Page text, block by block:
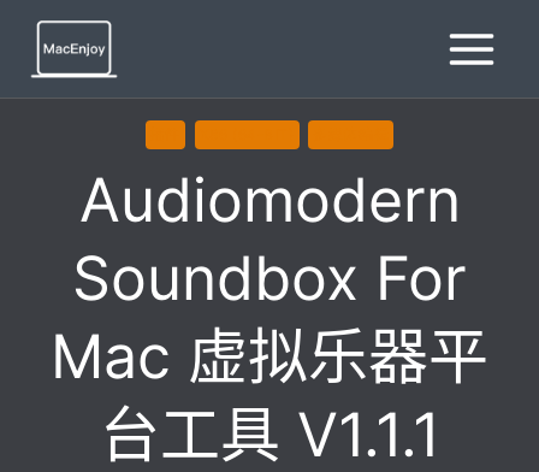
Audiomodern
Soundbox For
Mac 虚拟乐器平
台工具 V1.1.1